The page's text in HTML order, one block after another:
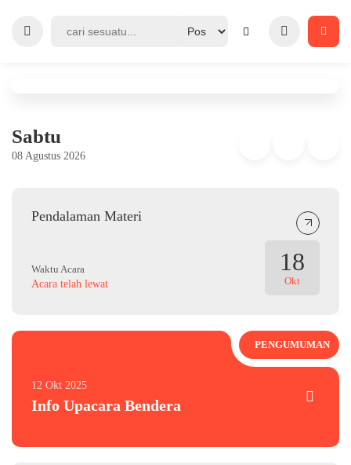
Sabtu
08 Agustus 2026
Pendalaman Materi
18
Okt
Waktu Acara
Acara telah lewat
PENGUMUMAN
12 Okt 2025
Info Upacara Bendera